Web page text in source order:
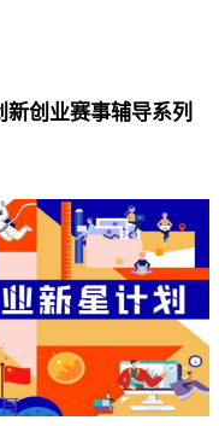
创业赛事辅导系列